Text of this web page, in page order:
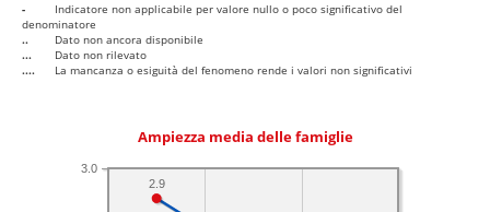
-
Indicatore non applicabile per valore nullo o poco significativo del
denominatore
..
Dato non ancora disponibile
...
Dato non rilevato
....
La mancanza o esiguità del fenomeno rende i valori non significativi
Ampiezza media delle famiglie
3.0
2.9